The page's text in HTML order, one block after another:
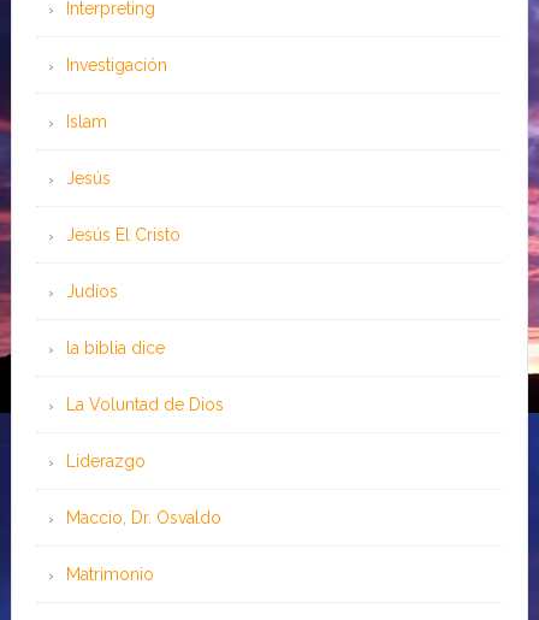
Interpreting
Investigación
Islam
Jesús
Jesús El Cristo
Judíos
la biblia dice
La Voluntad de Dios
Liderazgo
Maccio, Dr. Osvaldo
Matrimonio